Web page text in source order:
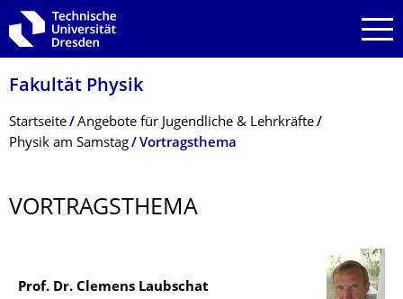
Zur Hauptnavigation springen
Zur Suche springen
Zum Inhalt springen
Fakultät Physik
Breadcrumb-Menü
Startseite
Angebote für Jugendliche & Lehrkräfte
Physik am Samstag
Vortragsthema
VORTRAGSTHEMA
Prof. Dr. Clemens Laubschat